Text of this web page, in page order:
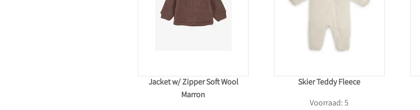
Jacket w/ Zipper Soft Wool
Marron
Skier Teddy Fleece
Voorraad: 5